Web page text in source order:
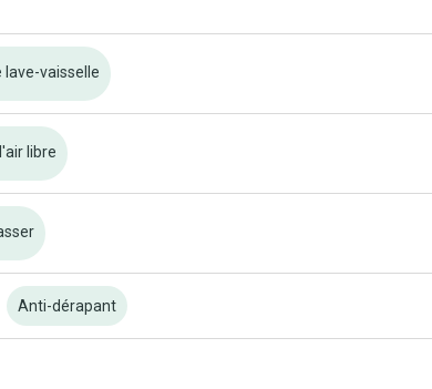
lave-vaisselle
libre
Anti-dérapant